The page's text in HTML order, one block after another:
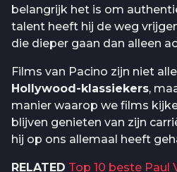
belangrijk het is om
talent heeft hij de weg
die dieper gaan dan alleen
Films van Pacino zijn niet
Hollywood-klassiekers,
manier waarop we films
blijven genieten van zijn
hij op ons allemaal heeft
RELATED Top 10 beste Paul